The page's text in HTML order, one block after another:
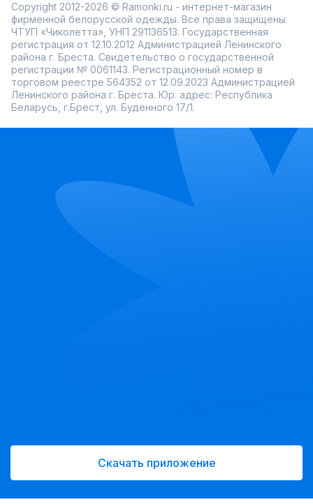
Copyright 2012-2026 © Ramonki.ru - интернет-магазин
фирменной белорусской одежды. Все права защищены.
ЧТУП «Чиколетта», УНП 291136513. Государственная
регистрация от 12.10.2012 Администрацией Ленинского
района г. Бреста. Свидетельство о государственной
регистрации № 0061143. Регистрационный номер в
торговом реестре 564352 от 12.09.2023 Администрацией
Ленинского района г. Бреста. Юр. адрес: Республика
Беларусь, г.Брест, ул. Буденного 17/1.
Скачать приложение